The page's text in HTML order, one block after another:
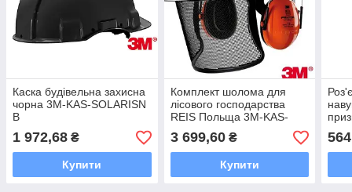
Каска будівельна захисна
чорна 3M-KAS-SOLARISN
B
1 972,68 ₴
Купити
Комплект шолома для
лісового господарства
REIS Польща 3M-KAS-
WILD P
3 699,60₴
Купити